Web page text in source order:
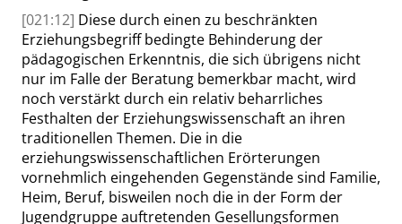
[021:12] Diese durch einen zu beschränkten
Erziehungsbegriff bedingte Behinderung der
pädagogischen Erkenntnis, die sich übrigens nicht
nur im Falle der Beratung bemerkbar macht, wird
noch verstärkt durch ein relativ beharrliches
Festhalten der Erziehungswissenschaft an ihren
traditionellen Themen. Die in die
erziehungswissenschaftlichen Erörterungen
vornehmlich eingehenden Gegenstände sind Familie,
Heim, Beruf, bisweilen noch die in der Form der
Jugendgruppe auftretenden Gesellungsformen